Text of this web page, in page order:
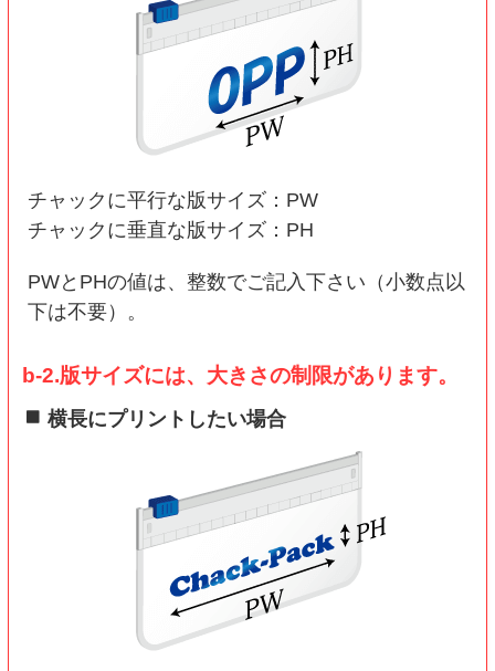
チャックに平行な版サイズ：PW
チャックに垂直な版サイズ：PH
PWとPHの値は、整数でご記入下さい（小数点以
下は不要）。
b-2.版サイズには、大きさの制限があります。
横長にプリントしたい場合